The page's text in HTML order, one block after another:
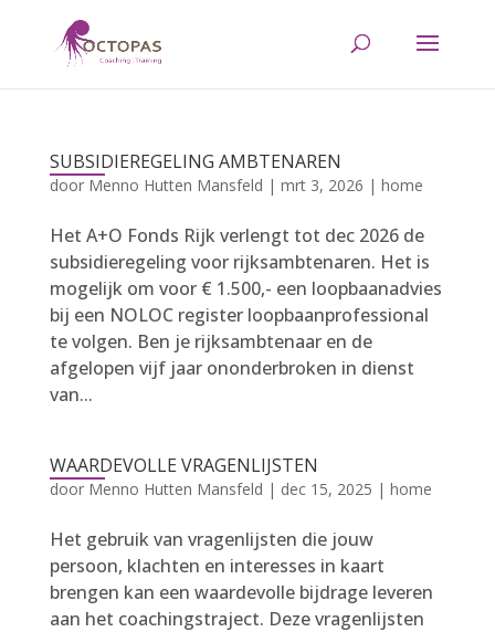
SUBSIDIEREGELING AMBTENAREN
door Menno Hutten Mansfeld | mrt 3, 2026 | home
Het A+O Fonds Rijk verlengt tot dec 2026 de
subsidieregeling voor rijksambtenaren. Het is
mogelijk om voor € 1.500,- een loopbaanadvies
bij een NOLOC register loopbaanprofessional
te volgen. Ben je rijksambtenaar en de
afgelopen vijf jaar ononderbroken in dienst
van...
WAARDEVOLLE VRAGENLIJSTEN
door Menno Hutten Mansfeld | dec 15, 2025 | home
Het gebruik van vragenlijsten die jouw
persoon, klachten en interesses in kaart
brengen kan een waardevolle bijdrage leveren
aan het coachingstraject. Deze vragenlijsten